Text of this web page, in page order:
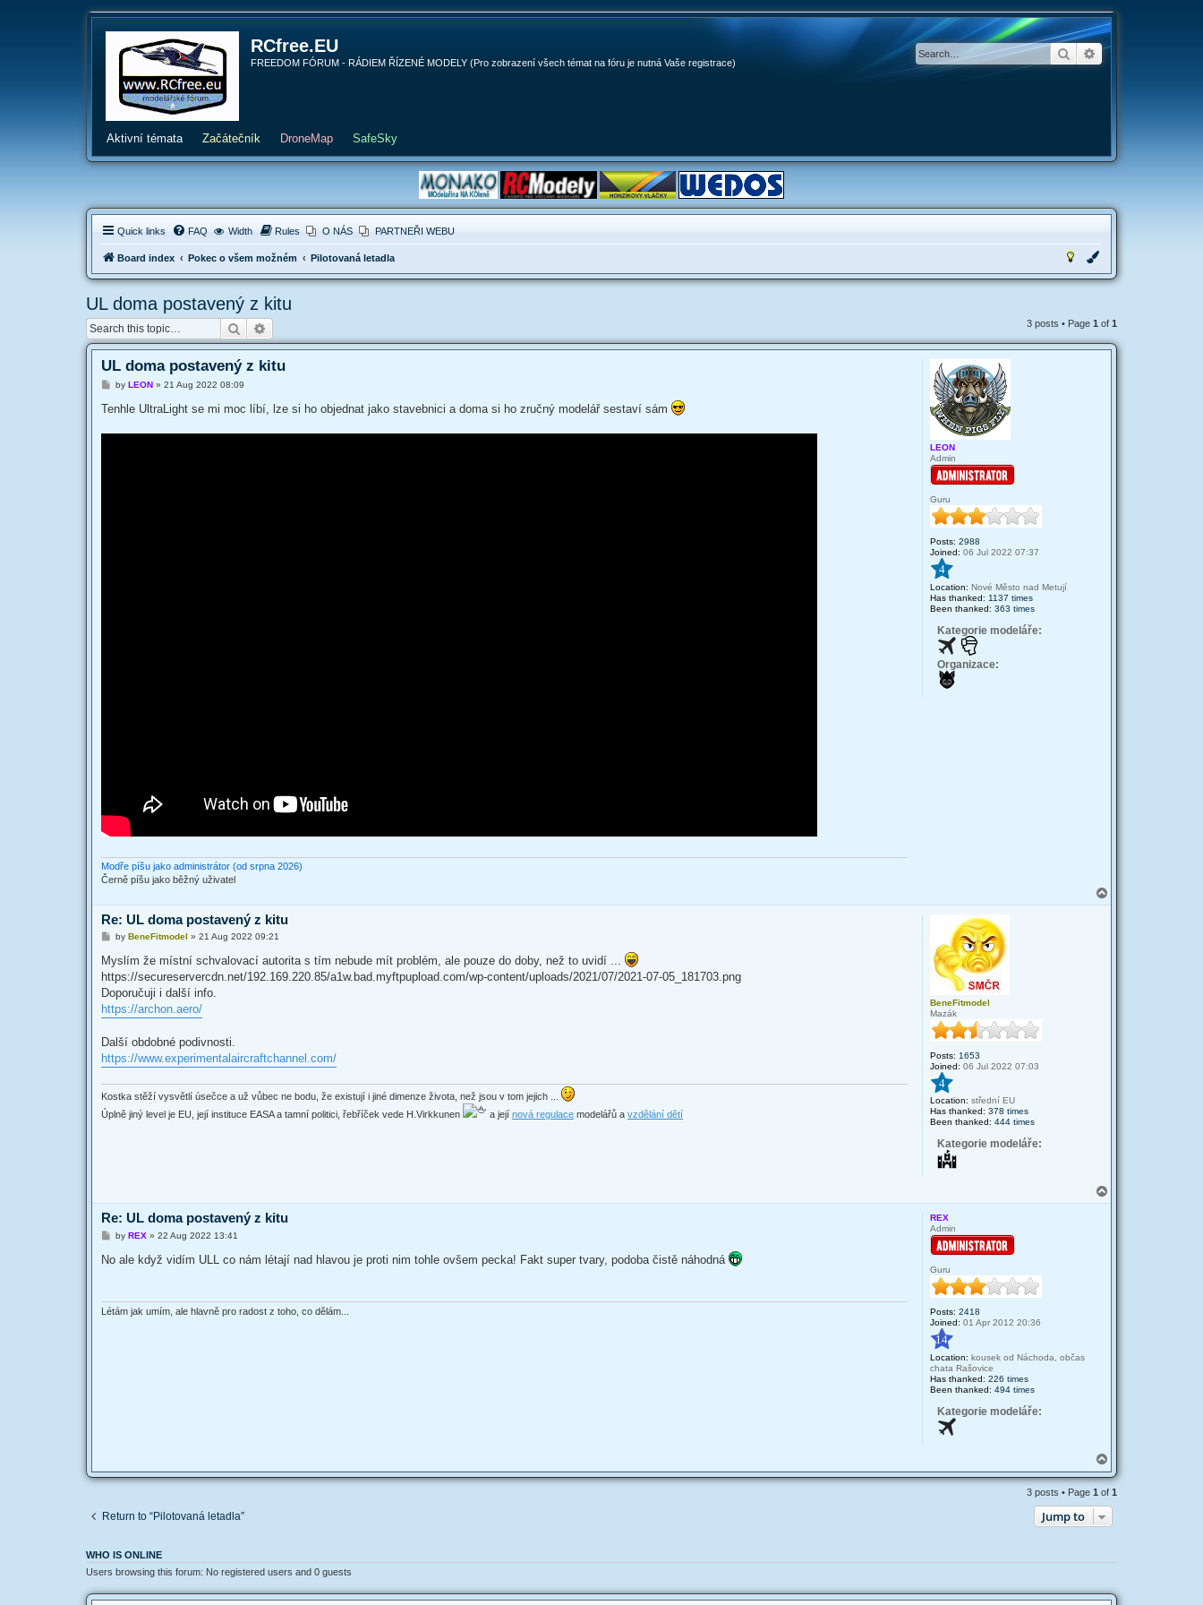
RCfree.EU
FREEDOM FÓRUM - RÁDIEM ŘÍZENÉ MODELY (Pro zobrazení všech témat na fóru je nutná Vaše registrace)
SearchAdvanced search
Aktivní témata Začátečník DroneMap SafeSky
Quick links FAQ Width Rules O NÁS PARTNEŘI WEBU
Board index Pokec o všem možném Pilotovaná letadla
UL doma postavený z kitu
Search 3 posts • Page 1 of 1
LEON
Admin
Guru
Posts: 2988
Joined: 06 Jul 2022 07:37
4
Location: Nové Město nad Metují
Has thanked: 1137 times
Been thanked: 363 times
Kategorie modeláře:
Organizace:
UL doma postavený z kitu
P
s
t
by LEON» 21 Aug 2022 08:09
Tenhle UltraLight se mi moc líbí, lze si ho objednat jako stavebnici a doma si ho zručný modelář sestaví sám
Modře píšu jako administrátor (od srpna 2026)
Černě píšu jako běžný uživatel
o
BeneFitmodel
Mazák
Posts: 1653
Joined: 06 Jul 2022 07:03
4
Location: střední EU
Has thanked: 378 times
Been thanked: 444 times
Kategorie modeláře:
Re: UL doma postavený z kitu
P
s
t
by BeneFitmodel » 21 Aug 2022 09:21
Myslím že místní schvalovací autorita s tím nebude mít problém, ale pouze do doby, než to uvidí ...
https://secureservercdn.net/192.169.220.85/a1w.bad.myftpupload.com/wp-content/uploads/2021/07/2021-07-05_181703.png
Doporučuji i další info.
https://archon.aero/
Další obdobné podivnosti.
https://www.experimentalaircraftchannel.com/
Kostka stěží vysvětlí úsečce a už vůbec ne bodu, že existují i jiné dimenze života, než jsou v tom jejich ...
Úplně jiný level je EU, její instituce EASA a tamní politici, řebříček vede H.Virkkunen
a její nová regulace modelářů a vzdělání dětí
o
REX
Admin
Guru
Posts: 2418
Joined: 01 Apr 2012 20:36
14
Location: kousek od Náchoda, občas
chata Rašovice
Has thanked: 226 times
Been thanked: 494 times
Kategorie modeláře:
Re: UL doma postavený z kitu
P
s
t
by REX» 22 Aug 2022 13:41
No ale když vidím ULL co nám létají nad hlavou je proti nim tohle ovšem pecka! Fakt super tvary, podoba čistě náhodná
Létám jak umím, ale hlavně pro radost z toho, co dělám...
o
p
3 posts • Page 1 of 1
Return to “Pilotovaná letadla” Jump to
WHO IS ONLINE
Users browsing this forum: No registered users and 0 guests